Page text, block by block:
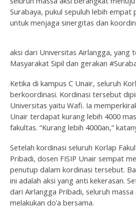
Surabaya, pukul sepuluh lebih empat
untuk menjaga sinergitas dan
aksi dari Universitas Airlangga, yang
Masyarakat Sipil dan gerakan
Ketika di kampus C Unair, seluruh
berkoordinasi. Kordinasi tersebut
Universitas yaitu Wafi. Ia
Unair terdapat kurang lebih 4000
fakultas. “Kurang lebih 4000an,”
Setelah kordinasi seluruh Korlap
Pribadi, dosen FISIP Unair sempat
penutup dalam kordinasi tersebut.
ini adalah aksi yang anti kekerasan.
dari Airlangga Pribadi, seluruh massa
melakukan do’a bersama.